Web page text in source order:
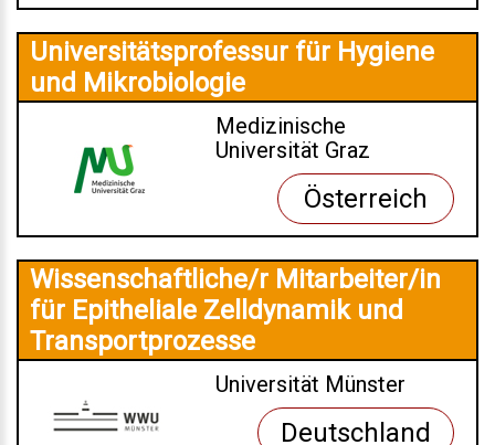
Universitätsprofessur für Hygiene
und Mikrobiologie
Medizinische
Universität Graz
Österreich
Wissenschaftliche/r Mitarbeiter/in
für Epitheliale Zelldynamik und
Transportprozesse
Universität Münster
Deutschland